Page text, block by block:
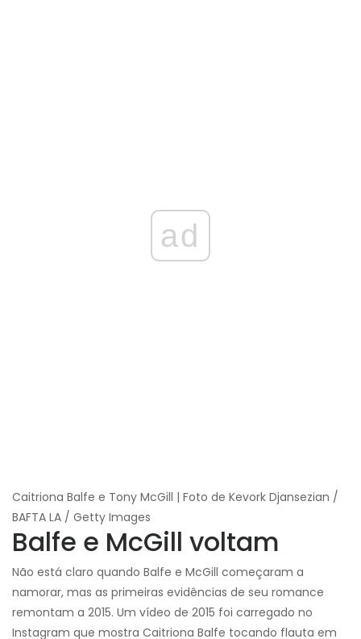
ad
Caitriona Balfe e Tony McGill | Foto de Kevork Djansezian /
BAFTA LA / Getty Images
Balfe e McGill voltam
Não está claro quando Balfe e McGill começaram a
namorar, mas as primeiras evidências de seu romance
remontam a 2015. Um vídeo de 2015 foi carregado no
Instagram que mostra Caitriona Balfe tocando flauta em